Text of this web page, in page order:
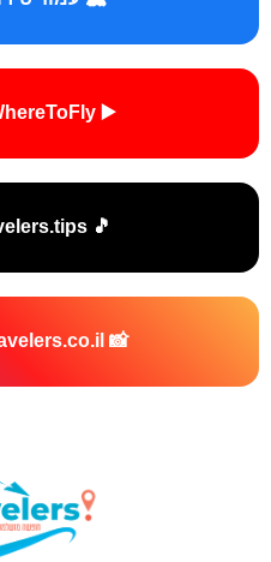
▶️ YouTube - WhereToFly
🎵 TikTok - travelers.tips
📸 Instagram - travelers.co.il